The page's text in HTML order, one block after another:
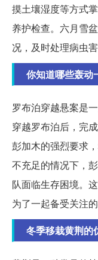
摸土壤湿度等方式
养护检查。六月雪
况，及时处理病虫
你知道哪些轰动
罗布泊穿越悬案是
穿越罗布泊后，完
彭加木的强烈要求
不充足的情况下，
队面临生存困境。
为了一起备受关注的
冬季移栽黄荆的